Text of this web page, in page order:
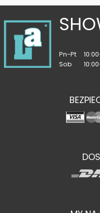
Pn-Pt
Sob